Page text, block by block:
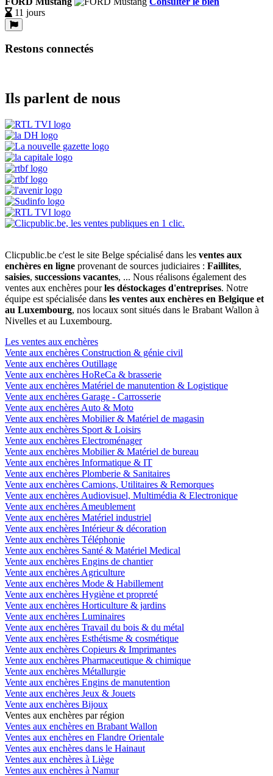
11 jours
Restons connectés
Ils parlent de nous
Clicpublic.be c'est le site Belge spécialisé dans les ventes aux
enchères en ligne provenant de sources judiciaires : Faillites,
saisies, successions vacantes, ... Nous réalisons également des
ventes aux enchères pourles déstockages d'entreprises. Notre
équipe est spécialisée dans les ventes aux enchères en Belgique et
au Luxembourg, nos locaux sont situés dans le Brabant Wallon à
Nivelles et au Luxembourg.
Les ventes aux enchères
Vente aux enchères Construction & génie civil
Vente aux enchères Outillage
Vente aux enchères HoReCa & brasserie
Vente aux enchères Matériel de manutention & Logistique
Vente aux enchères Garage - Carrosserie
Vente aux enchères Auto & Moto
Vente aux enchères Mobilier & Matériel de magasin
Vente aux enchères Sport & Loisirs
Vente aux enchères Electroménager
Vente aux enchères Mobilier & Matériel de bureau
Vente aux enchères Informatique & IT
Vente aux enchères Plomberie & Sanitaires
Vente aux enchères Camions, Utilitaires & Remorques
Vente aux enchères Audiovisuel, Multimédia & Electronique
Vente aux enchères Ameublement
Vente aux enchères Matériel industriel
Vente aux enchères Intérieur & décoration
Vente aux enchères Téléphonie
Vente aux enchères Santé & Matériel Medical
Vente aux enchères Engins de chantier
Vente aux enchères Agriculture
Vente aux enchères Mode & Habillement
Vente aux enchères Hygiène et propreté
Vente aux enchères Horticulture & jardins
Vente aux enchères Luminaires
Vente aux enchères Travail du bois & du métal
Vente aux enchères Esthétisme & cosmétique
Vente aux enchères Copieurs & Imprimantes
Vente aux enchères Pharmaceutique & chimique
Vente aux enchères Métallurgie
Vente aux enchères Engins de manutention
Vente aux enchères Jeux & Jouets
Vente aux enchères Bijoux
Ventes aux enchères par région
Ventes aux enchères en Brabant Wallon
Ventes aux enchères en Flandre Orientale
Ventes aux enchères dans le Hainaut
Ventes aux enchères à Liège
Ventes aux enchères à Namur